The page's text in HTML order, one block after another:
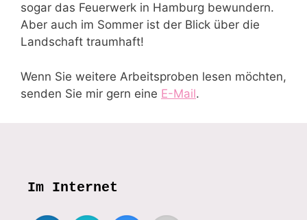
sogar das Feuerwerk in Hamburg bewundern.
Aber auch im Sommer ist der Blick über die
Landschaft traumhaft!
Wenn Sie weitere Arbeitsproben lesen möchten,
senden Sie mir gern eine E-Mail.
Im Internet